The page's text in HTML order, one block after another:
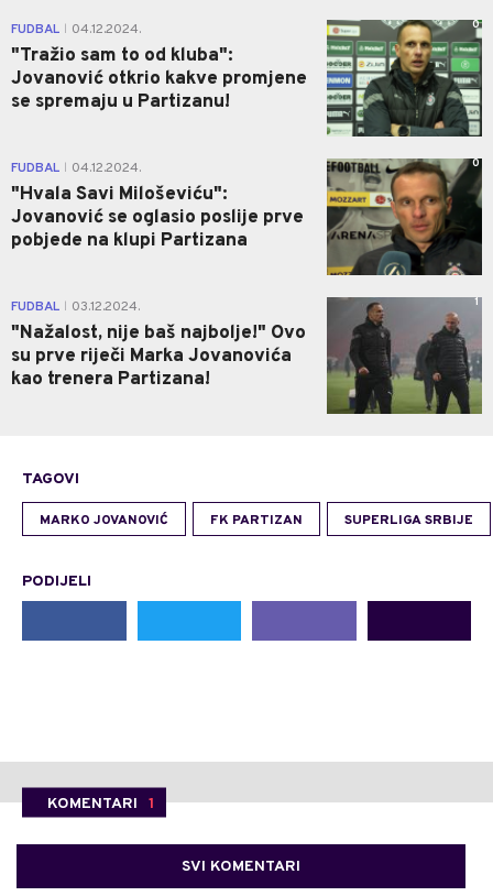
FUDBAL 04.12.2024.
"Tražio sam to od kluba":
Jovanović otkrio kakve promjene
se spremaju u Partizanu!
0
FUDBAL 04.12.2024.
"Hvala Savi Miloševiću":
Jovanović se oglasio poslije prve
pobjede na klupi Partizana
0
FUDBAL 03.12.2024.
"Nažalost, nije baš najbolje!" Ovo
su prve riječi Marka Jovanovića
kao trenera Partizana!
1
TAGOVI
MARKO JOVANOVIĆ FK PARTIZAN SUPERLIGA SRBIJE
PODIJELI
KOMENTARI 1
SVI KOMENTARI